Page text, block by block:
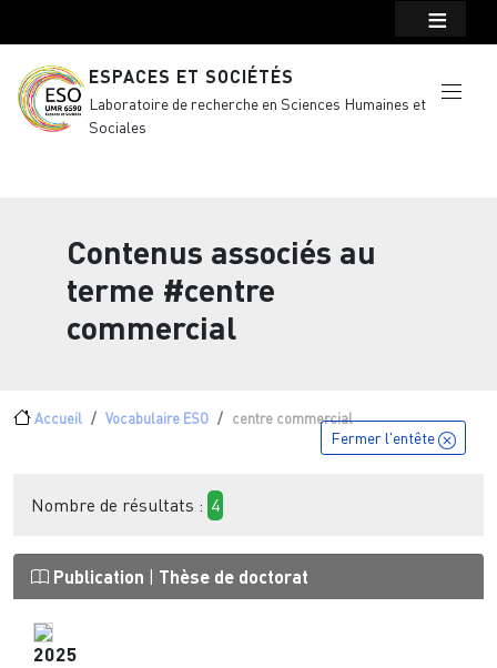
ESPACES ET SOCIÉTÉS
Laboratoire de recherche en Sciences Humaines et
Sociales
Contenus associés au
terme #centre
commercial
Fil d'Ariane
Accueil Vocabulaire ESO centre commercial
Fermer l'entête
Nombre de résultats : 4
Publication Thèse de doctorat
2025